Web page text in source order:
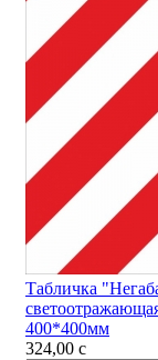
Табличка
400*400мм
324,00 c